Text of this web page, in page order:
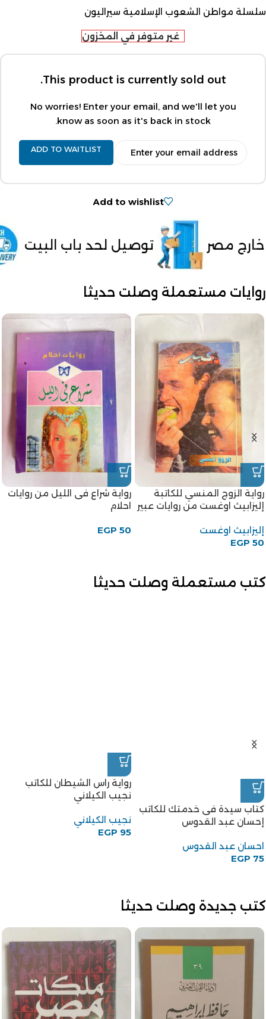
سلسلة مواطن الشعوب الإسلامية سيراليون
غير متوفر في المخزون
This product is currently sold out.
No worries! Enter your email, and we'll let you
know as soon as it's back in stock.
ADD TO WAITLIST
Add to wishlist
الدفع عند لحد باب البيت
روايات مستعملة وصلت حديثا
رواية الزوج المنسي للكاتبة
إليزابيث اوغست من روايات عبير
إليزابيث اوغست
EGP 50
رواية شراع فى الليل من روايات
احلام
EGP 50
كتب مستعملة وصلت حديثا
كتاب سيدة فى خدمتك للكاتب
إحسان عبد القدوس
احسان عبد القدوس
EGP 75
رواية راس الشيطان للكاتب
نجيب الكيلاني
نجيب الكيلاني
EGP 95
كتب جديدة وصلت حديثا